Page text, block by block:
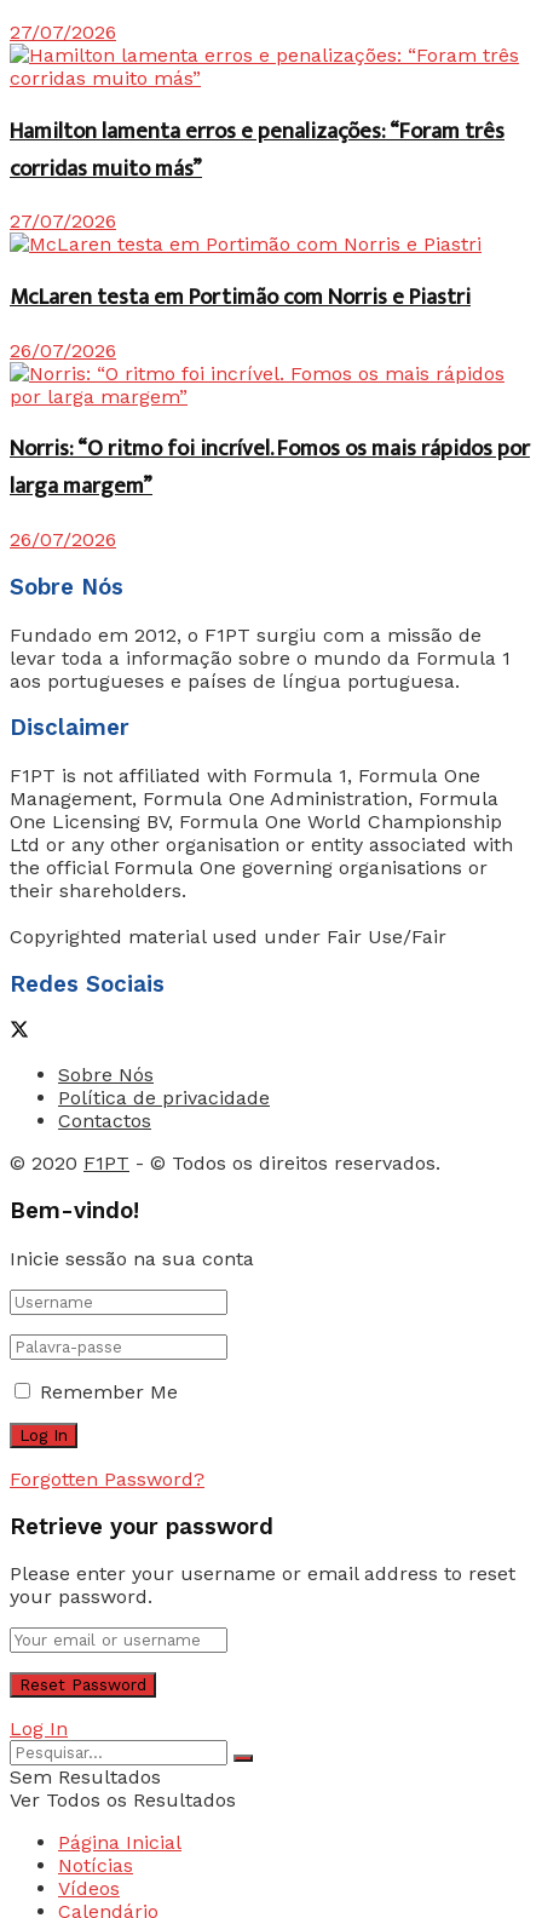
27/07/2026
Hamilton lamenta erros e penalizações: “Foram três
corridas muito más”
27/07/2026
McLaren testa em Portimão com Norris e Piastri
26/07/2026
Norris: “O ritmo foi incrível. Fomos os mais rápidos por
larga margem”
26/07/2026
Sobre Nós
Fundado em 2012, o F1PT surgiu com a missão de
levar toda a informação sobre o mundo da Formula 1
aos portugueses e países de língua portuguesa.
Disclaimer
F1PT is not affiliated with Formula 1, Formula One
Management, Formula One Administration, Formula
One Licensing BV, Formula One World Championship
Ltd or any other organisation or entity associated with
the official Formula One governing organisations or
their shareholders.
Copyrighted material used under Fair Use/Fair
Redes Sociais
Sobre Nós
Política de privacidade
Contactos
© 2020 F1PT - © Todos os direitos reservados.
Bem-vindo!
Inicie sessão na sua conta
Remember Me
Forgotten Password?
Retrieve your password
Please enter your username or email address to reset
your password.
Log In
Sem Resultados
Ver Todos os Resultados
Página Inicial
Notícias
Vídeos
Calendário